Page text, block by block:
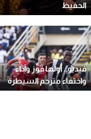
الحفيظ
فيديو.. أولها فوز وأداء
واختفاء مترجم السيطرة